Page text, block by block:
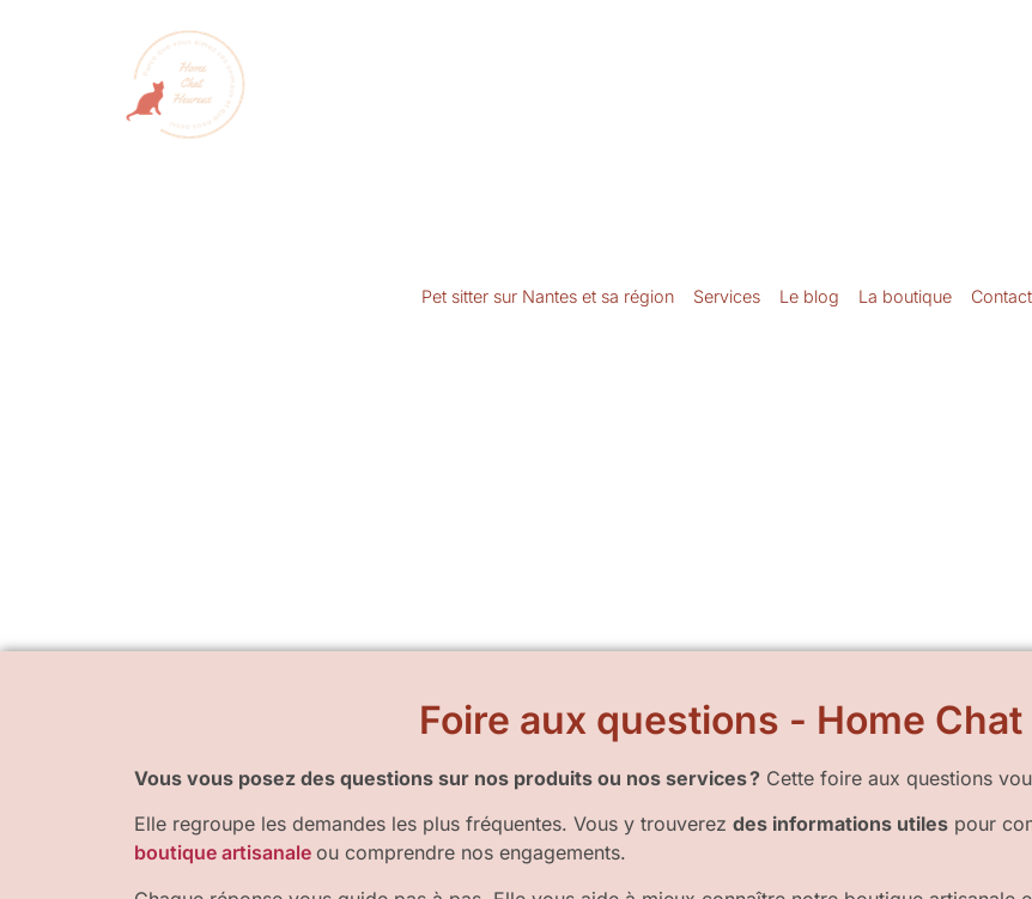
Pet sitter sur Nantes et sa région Services Le blog La boutique
Foire aux questions - Home
Vous vous posez des questions sur nos produits ou nos services ? Cette foire aux questions
Elle regroupe les demandes les plus fréquentes. Vous y trouverez des informations utiles pour
boutique artisanale ou comprendre nos engagements.